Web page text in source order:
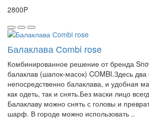
2800P
Балаклава Сombi rose
Комбинированное решение от бренда
балаклав (шапок-масок) COMBI.Здесь
непосредственно балаклава, и удобная
как одеть, так и снять.Без маски лицо
Балаклаву можно снять с головы и
шарф. В городе можно использовать ..